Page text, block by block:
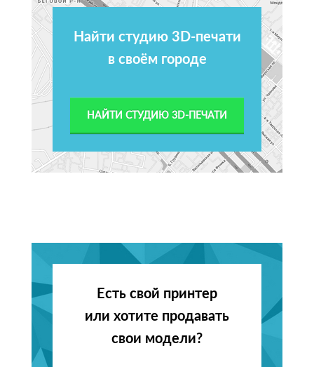
Найти студию 3D-печати
в своём городе
НАЙТИ СТУДИЮ 3D-ПЕЧАТИ
Есть свой принтер
или хотите продавать
свои модели?